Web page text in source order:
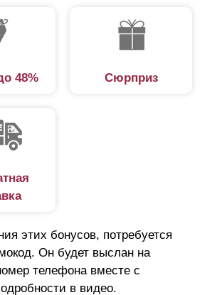
48% Сюрприз
этих бонусов, потребуется
Он будет выслан на
телефона вместе с
в видео.